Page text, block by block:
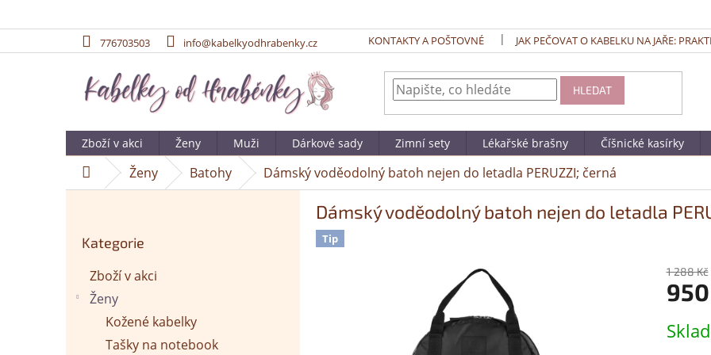
776703503 info@kabelkyodhrabenky.cz KONTAKTY A POŠTOVNÉ JAK PEČOVAT O KABELKU NA JAŘE:
HLEDAT
Zboží v akci Ženy Muži Dárkové sady Zimní sety Lékařské brašny Číšnické kasírky
DomůŽeny Batohy Dámský voděodolný batoh nejen do letadla PERUZZI; černá
kategorie
Kategorie
Zboží v akci
Ženy
Kožené kabelky
Tašky na notebook
Dámský voděodolný batoh nejen do letadla
Tip
1 288 Kč
cena: